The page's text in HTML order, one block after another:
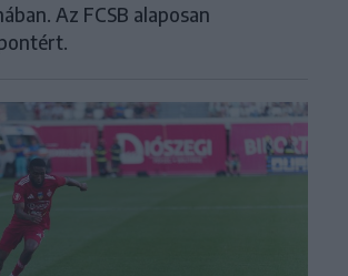
Az FCSB alaposan